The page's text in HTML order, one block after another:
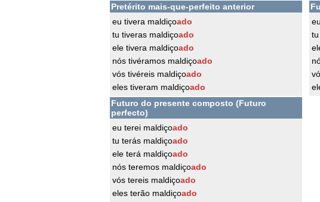
Pretérito mais-que-perfeito anterior
eu tivera maldiçoado
tu tiveras maldiçoado
ele tivera maldiçoado
nós tivéramos maldiçoado
vós tivéreis maldiçoado
eles tiveram maldiçoado
Futuro do presente composto (Futuro
perfecto)
eu terei maldiçoado
tu terás maldiçoado
ele terá maldiçoado
nós teremos maldiçoado
vós tereis maldiçoado
eles terão maldiçoado